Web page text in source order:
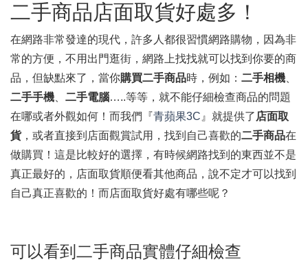
二手商品店面取貨好處多！
在網路非常發達的現代，許多人都很習慣網路購物，因為非
常的方便，不用出門逛街，網路上找找就可以找到你要的商
品，但缺點來了，當你購買二手商品時，例如： 二手相機
二手手機
二手電腦…..等等，就不能仔細檢查商品的問題
在哪或者外觀如何！而我們『青蘋果3C 』就提供了 店面取
貨，或者直接到店面觀賞試用，找到自己喜歡的二手商品在
做購買！這是比較好的選擇，有時候網路找到的東西並不是
真正最好的，店面取貨順便看其他商品，說不定才可以找到
自己真正喜歡的！而店面取貨好處有哪些呢？
可以看到二手商品實體仔細檢查